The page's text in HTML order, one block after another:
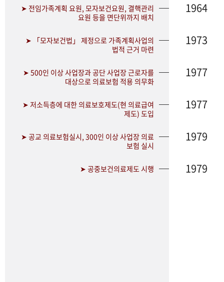
➤ 전임가족계획 요원, 모자보건요원, 결핵관리
요원 등을 면단위까지 배치
1964
➤ 「모자보건법」 제정으로 가족계획사업의
법적 근거 마련
1973
➤ 500인 이상 사업장과 공단 사업장 근로자를
대상으로 의료보험 적용 의무화
1977
➤ 저소득층에 대한 의료보호제도(현 의료급여
제도) 도입
1977
➤ 공교 의료보험실시, 300인 이상 사업장 의료
보험 실시
1979
➤ 공중보건의료제도 시행 1979